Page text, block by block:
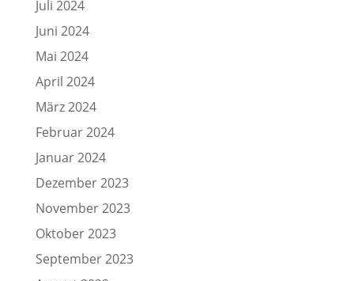
Juli 2024
Juni 2024
Mai 2024
April 2024
März 2024
Februar 2024
Januar 2024
Dezember 2023
November 2023
Oktober 2023
September 2023